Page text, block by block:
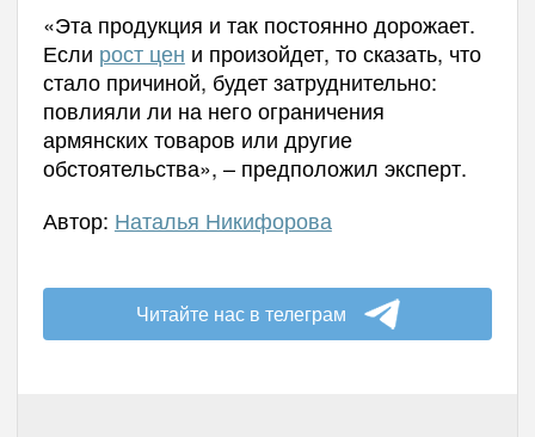
«Эта продукция и так постоянно дорожает.
Если рост цен и произойдет, то сказать, что
стало причиной, будет затруднительно:
повлияли ли на него ограничения
армянских товаров или другие
обстоятельства», – предположил эксперт.
Автор: Наталья Никифорова
Читайте нас в телеграм